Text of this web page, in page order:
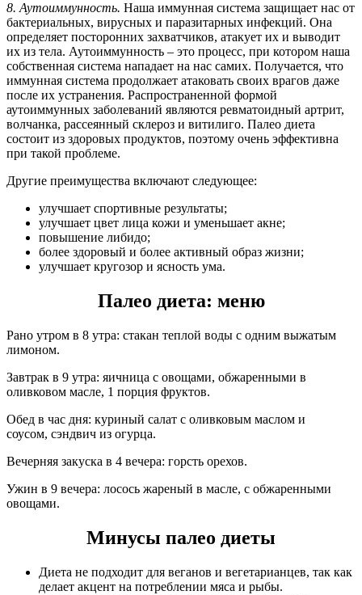
8. Аутоиммунность. Наша иммунная система защищает нас от
бактериальных, вирусных и паразитарных инфекций. Она
определяет посторонних захватчиков, атакует их и выводит
их из тела. Аутоиммунность – это процесс, при котором наша
собственная система нападает на нас самих. Получается, что
иммунная система продолжает атаковать своих врагов даже
после их устранения. Распространенной формой
аутоиммунных заболеваний являются ревматоидный артрит,
волчанка, рассеянный склероз и витилиго. Палео диета
состоит из здоровых продуктов, поэтому очень эффективна
при такой проблеме.
Другие преимущества включают следующее:
улучшает спортивные результаты;
улучшает цвет лица кожи и уменьшает акне;
повышение либидо;
более здоровый и более активный образ жизни;
улучшает кругозор и ясность ума.
Палео диета: меню
Рано утром в 8 утра: стакан теплой воды с одним выжатым
лимоном.
Завтрак в 9 утра: яичница с овощами, обжаренными в
оливковом масле, 1 порция фруктов.
Обед в час дня: куриный салат с оливковым маслом и
соусом, сэндвич из огурца.
Вечерняя закуска в 4 вечера: горсть орехов.
Ужин в 9 вечера: лосось жареный в масле, с обжаренными
овощами.
Минусы палео диеты
Диета не подходит для веганов и вегетарианцев, так как
делает акцент на потреблении мяса и рыбы.